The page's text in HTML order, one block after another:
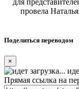
провела
Поделиться переводом
×
Прямая ссылка на